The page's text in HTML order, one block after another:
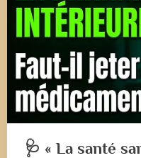
🩺 « La santé